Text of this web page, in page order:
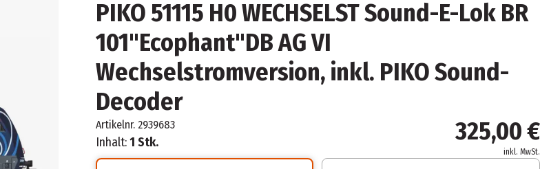
PIKO 51115 H0 WECHSELST Sound-E-Lok BR
101"Ecophant"DB AG VI
Wechselstromversion, inkl. PIKO Sound-
Decoder
Artikelnr. 2939683
Inhalt:1 Stk. 325,00 €
inkl. MwSt.